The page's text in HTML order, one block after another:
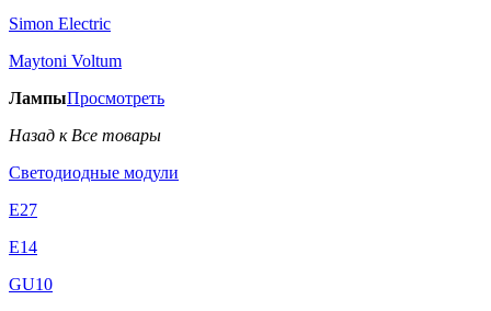
Simon Electric
Maytoni Voltum
ЛампыПросмотреть
Назад к Все товары
Светодиодные модули
E27
E14
GU10